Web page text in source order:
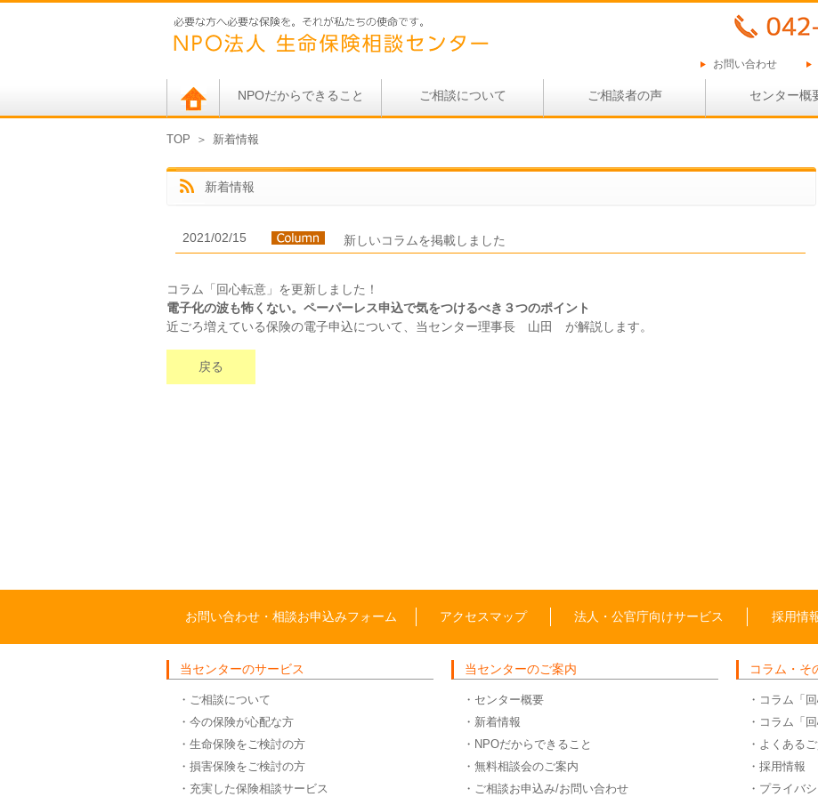
お問い合わせ
NPOだからできること ご相談について ご相談者の声 センター概
TOP ＞ 新着情報
新着情報
2021/02/15 新しいコラムを掲載しました
コラム「回心転意」を更新しました！
電子化の波も怖くない。ペーパーレス申込で気をつけるべき３つのポイント
近ごろ増えている保険の電子申込について、当センター理事長 山田 が解説します。
戻る
お問い合わせ・相談お申込みフォーム アクセスマップ 法人・公官庁向けサービス 採用情
当センターのサービス
・ご相談について
・今の保険が心配な方
・生命保険をご検討の方
・損害保険をご検討の方
・充実した保険相談サービス
当センターのご案内
・センター概要
・新着情報
・NPOだからできること
・無料相談会のご案内
・ご相談お申込み/お問い合わせ
コラム・そ
・コラム「
・コラム「
・よくある
・採用情報
・プライバ